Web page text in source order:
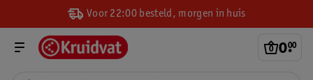
Voor 22:00 besteld, morgen in huis
0.
00